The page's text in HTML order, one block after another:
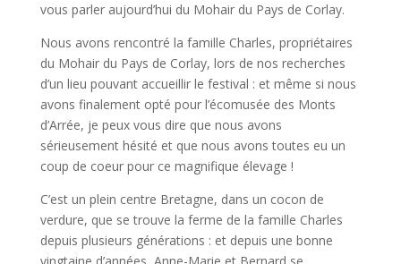
vous parler aujourd’hui du Mohair du Pays de Corlay.
Nous avons rencontré la famille Charles, propriétaires
du Mohair du Pays de Corlay, lors de nos recherches
d’un lieu pouvant accueillir le festival : et même si nous
avons finalement opté pour l’écomusée des Monts
d’Arrée, je peux vous dire que nous avons
sérieusement hésité et que nous avons toutes eu un
coup de coeur pour ce magnifique élevage !
C’est un plein centre Bretagne, dans un cocon de
verdure, que se trouve la ferme de la famille Charles
depuis plusieurs générations : et depuis une bonne